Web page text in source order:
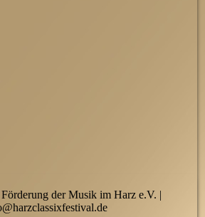
der Musik im Harz e.V. |